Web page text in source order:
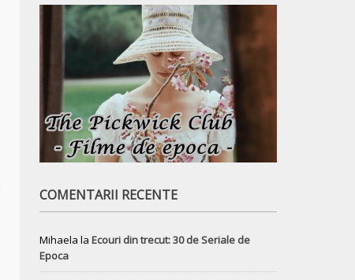
COMENTARII RECENTE
Mihaela la Ecouri din trecut: 30 de Seriale de
Epoca